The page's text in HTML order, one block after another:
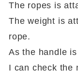
The ropes is
The weight is
rope.
As the handle
I can check the